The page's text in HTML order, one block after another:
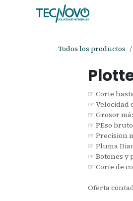
Todos los productos
☞ Corte
☞ Velocidad
☞ Grosor
☞ PEso bruto
☞ Precision
☞ Pluma
☞ Botones y
☞ Corte de
Oferta